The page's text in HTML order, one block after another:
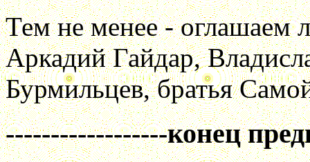
Тем не менее - оглашаем
Аркадий Гайдар,
Бурмильцев, братья
------------------конец